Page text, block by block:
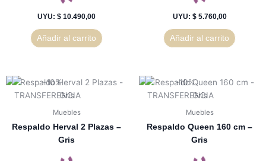
UYU: $ 10.490,00
Añadir al carrito
UYU: $ 5.760,00
Añadir al carrito
Muebles
Respaldo Herval 2 Plazas –
Gris
Muebles
Respaldo Queen 160 cm –
Gris